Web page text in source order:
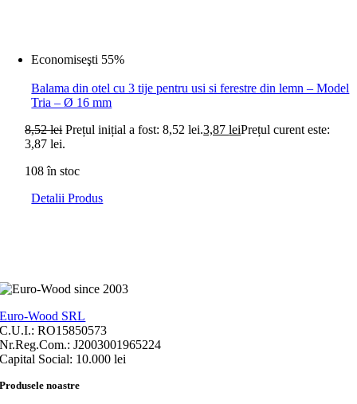
Economiseşti 55%
Balama din otel cu 3 tije pentru usi si ferestre din lemn – Model
Tria – Ø 16 mm
8,52lei Prețul inițial a fost: 8,52 lei.3,87leiPrețul curent este:
3,87 lei.
108 în stoc
Detalii Produs
Euro-Wood SRL
C.U.I.: RO15850573
Nr.Reg.Com.: J2003001965224
Capital Social: 10.000 lei
Produsele noastre